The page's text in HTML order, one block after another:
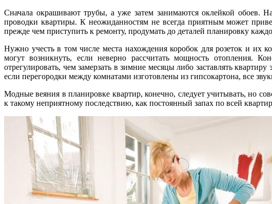
Сначала окрашивают трубы, а уже затем занимаются оклейкой обоев.
проводки квартиры. К неожиданностям не всегда приятным может
прежде чем приступить к ремонту, продумать до деталей планировку
Нужно учесть в том числе места нахождения коробок для розеток и их
могут возникнуть, если неверно рассчитать мощность отопления.
отрегулировать, чем замерзать в зимние месяцы либо заставлять
если перегородки между комнатами изготовлены из гипсокартона, все
Модные веяния в планировке квартир, конечно, следует учитывать, но
к такому неприятному последствию, как постоянный запах по всей